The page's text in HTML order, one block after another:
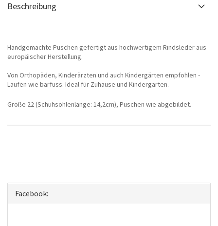
Beschreibung
Handgemachte Puschen gefertigt aus hochwertigem Rindsleder aus
europäischer Herstellung.
Von Orthopäden, Kinderärzten und auch Kindergärten empfohlen -
Laufen wie barfuss. Ideal für Zuhause und Kindergarten.
Größe 22 (Schuhsohlenlänge: 14,2cm), Puschen wie abgebildet.
Facebook: